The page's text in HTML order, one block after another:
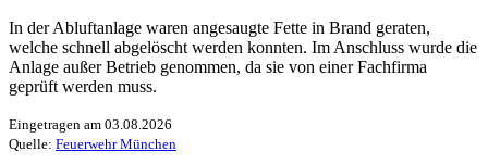
In der Abluftanlage waren angesaugte Fette in Brand geraten,
welche schnell abgelöscht werden konnten. Im Anschluss wurde die
Anlage außer Betrieb genommen, da sie von einer Fachfirma
geprüft werden muss.
Eingetragen am 03.08.2026
Quelle: Feuerwehr München